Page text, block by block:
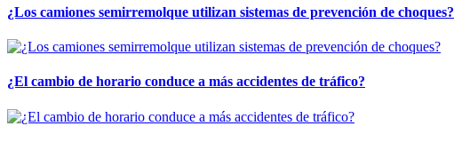
¿Los camiones semirremolque utilizan sistemas de prevención de choques?
¿El cambio de horario conduce a más accidentes de tráfico?